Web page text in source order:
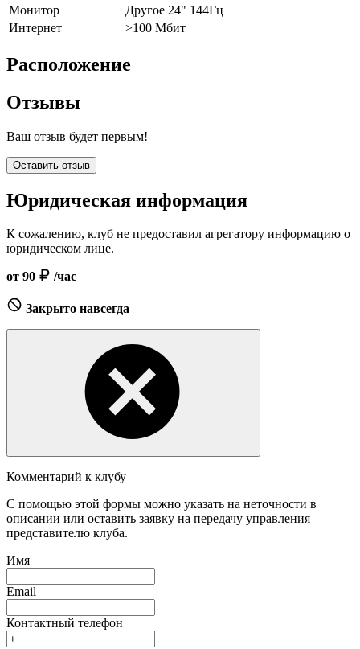
Монитор
Другое 24" 144Гц
Интернет
>100 Мбит
Расположение
Отзывы
Ваш отзыв будет первым!
Оставить отзыв
Юридическая информация
К сожалению, клуб не предоставил агрегатору информацию о
юридическом лице.
от 90 /час
Закрыто навсегда
Комментарий к клубу
С помощью этой формы можно указать на неточности в
описании или оставить заявку на передачу управления
представителю клуба.
Имя
Email
Контактный телефон